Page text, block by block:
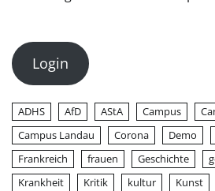
Login
ADHS AfD AStA Campus
Campus Landau
Corona Demo
Frankreich
frauen Geschichte
Krankheit
Kritik kultur Kunst